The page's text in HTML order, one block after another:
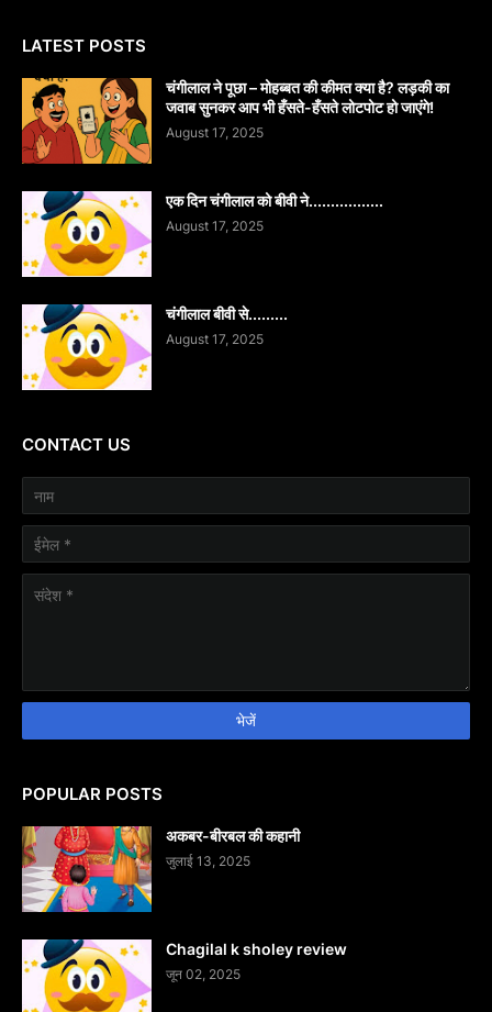
LATEST POSTS
चंगीलाल ने पूछा – मोहब्बत की कीमत क्या है? लड़की का
जवाब सुनकर आप भी हँसते-हँसते लोटपोट हो जाएंगे!
August 17, 2025
एक दिन चंगीलाल को बीवी ने.................
August 17, 2025
चंगीलाल बीवी से.........
August 17, 2025
CONTACT US
POPULAR POSTS
अकबर-बीरबल की कहानी
जुलाई 13, 2025
Chagilal k sholey review
जून 02, 2025